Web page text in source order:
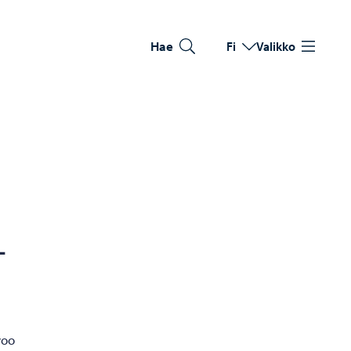
Hae Vaihda kieltä
Nykyinen kieli: Suomi
Fi Valikko